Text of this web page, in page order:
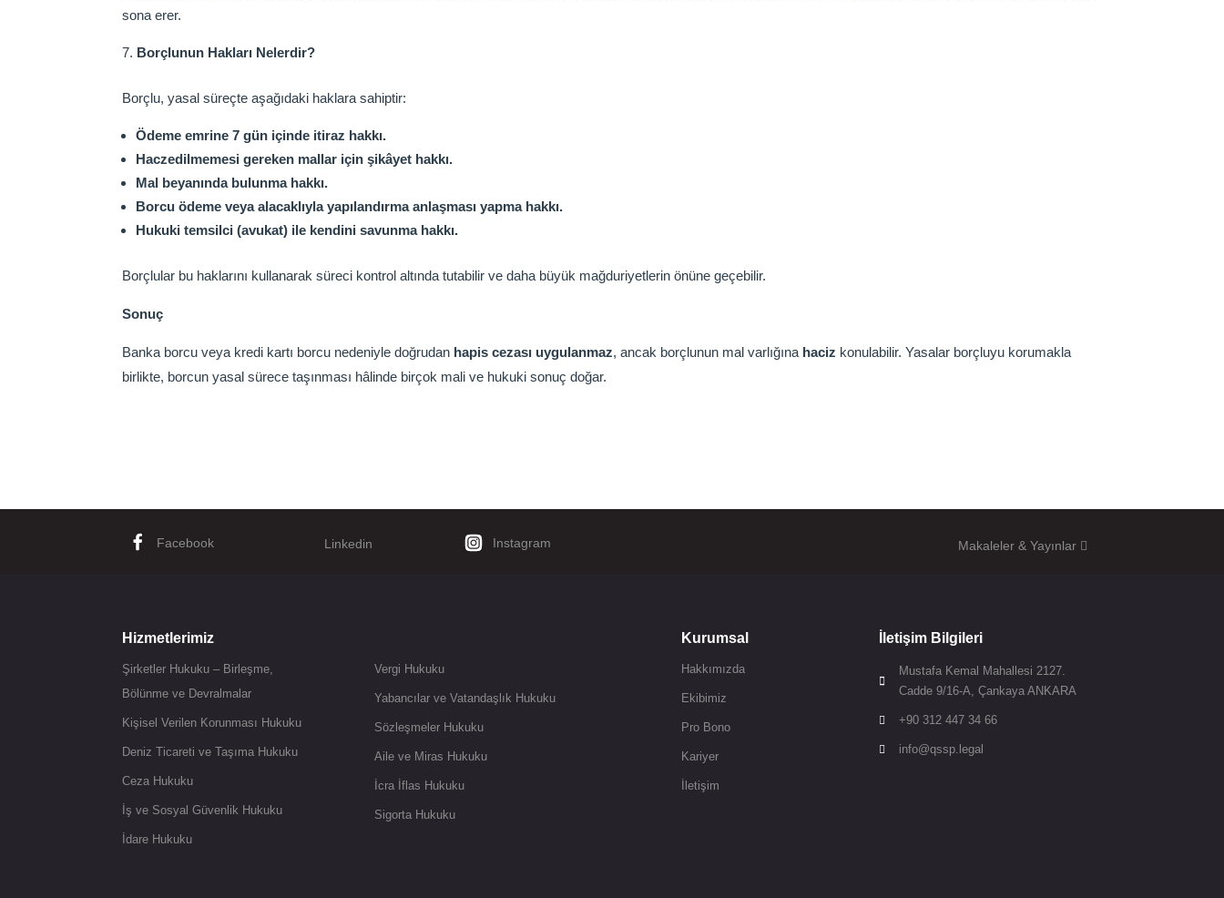
sona erer.
Borçlunun Hakları Nelerdir?
Borçlu, yasal süreçte aşağıdaki haklara sahiptir:
Ödeme emrine 7 gün içinde itiraz hakkı.
Haczedilmemesi gereken mallar için şikâyet hakkı.
Mal beyanında bulunma hakkı.
Borcu ödeme veya alacaklıyla yapılandırma anlaşması yapma hakkı.
Hukuki temsilci (avukat) ile kendini savunma hakkı.
Borçlular bu haklarını kullanarak süreci kontrol altında tutabilir ve daha büyük mağduriyetlerin önüne geçebilir.
Sonuç
Banka borcu veya kredi kartı borcu nedeniyle doğrudan hapis cezası uygulanmaz, ancak borçlunun mal varlığına haciz konulabilir. Yasalar borçluyu korumakla
birlikte, borcun yasal sürece taşınması hâlinde birçok mali ve hukuki sonuç doğar.
Facebook Linkedin Instagram Makaleler & Yayınlar
Hizmetlerimiz
Şirketler Hukuku – Birleşme,
Bölünme ve Devralmalar
Kişisel Verilen Korunması Hukuku
Deniz Ticareti ve Taşıma Hukuku
Ceza Hukuku
İş ve Sosyal Güvenlik Hukuku
İdare Hukuku
Vergi Hukuku
Yabancılar ve Vatandaşlık Hukuku
Sözleşmeler Hukuku
Aile ve Miras Hukuku
İcra İflas Hukuku
Sigorta Hukuku
Kurumsal
Hakkımızda
Ekibimiz
Pro Bono
Kariyer
İletişim
İletişim Bilgileri

Mustafa Kemal Mahallesi 2127.
Cadde 9/16-A, Çankaya ANKARA
 +90 312 447 34 66
 info@qssp.legal